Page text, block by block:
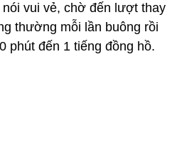
vui vẻ, chờ đến lượt thay
thường mỗi lần buông rồi
phút đến 1 tiếng đồng hồ.